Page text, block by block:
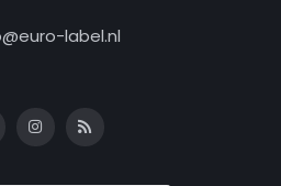
label.nl